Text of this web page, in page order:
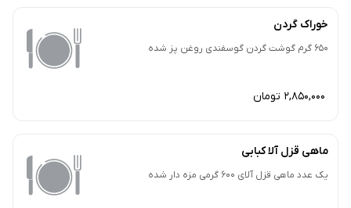
خوراک گردن
650 گرم گوشت گردن گوسفندی روغن پز شده
2,850,000 تومان
ماهی قزل آلا کبابی
یک عدد ماهی قزل آلای 600 گرمی مزه دار شده